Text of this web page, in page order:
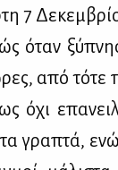
7
όταν
από
όχι
γρα­πτά,